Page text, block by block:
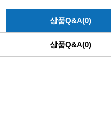
상품Q&A(0)
상품Q&A(0)